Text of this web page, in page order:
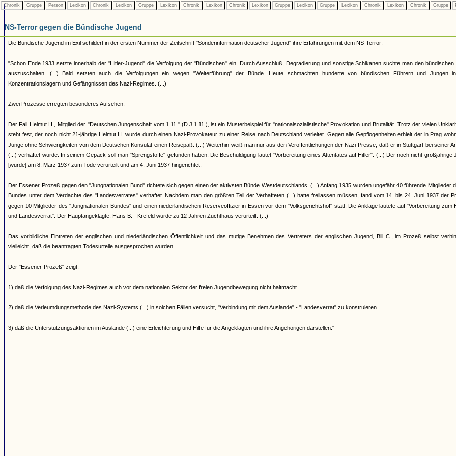
Chronik Gruppe Person Lexikon Chronik Lexikon Gruppe Lexikon Chronik Lexikon Chronik Lexikon Gruppe Lexikon Gruppe Lexikon Chronik Lexikon Chronik Gruppe
NS-Terror gegen die Bündische Jugend
Die Bündische Jugend im Exil schildert in der ersten Nummer der Zeitschrift "Sonderinformation deutscher Jugend" ihre Erfahrungen mit dem NS-Terror:
"Schon Ende 1933 setzte innerhalb der "Hitler-Jugend" die Verfolgung der "Bündischen" ein. Durch Ausschluß, Degradierung und sonstige Schikanen suchte man den bündischen
auszuschalten. (...) Bald setzten auch die Verfolgungen ein wegen "Weiterführung" der Bünde. Heute schmachten hunderte von bündischen Führern und Jungen
Konzentrationslagern und Gefängnissen des Nazi-Regimes. (...)
Zwei Prozesse erregten besonderes Aufsehen:
Der Fall Helmut H., Mitglied der "Deutschen Jungenschaft vom 1.11." (D.J.1.11.), ist ein Musterbeispiel für "nationalsozialistische" Provokation und Brutalität. Trotz der vielen
steht fest, der noch nicht 21-jährige Helmut H. wurde durch einen Nazi-Provokateur zu einer Reise nach Deutschland verleitet. Gegen alle Gepflogenheiten erhielt der in Prag
Junge ohne Schwierigkeiten von dem Deutschen Konsulat einen Reisepaß. (...) Weiterhin weiß man nur aus den Veröffentlichungen der Nazi-Presse, daß er in Stuttgart bei seiner
(...) verhaftet wurde. In seinem Gepäck soll man "Sprengstoffe" gefunden haben. Die Beschuldigung lautet "Vorbereitung eines Attentates auf Hitler". (...) Der noch nicht großjährige
[wurde] am 8. März 1937 zum Tode verurteilt und am 4. Juni 1937 hingerichtet.
Der Essener Prozeß gegen den "Jungnationalen Bund" richtete sich gegen einen der aktivsten Bünde Westdeutschlands. (...) Anfang 1935 wurden ungefähr 40 führende Mitglieder
Bundes unter dem Verdachte des "Landesverrates" verhaftet. Nachdem man den größten Teil der Verhafteten (...) hatte freilassen müssen, fand vom 14. bis 24. Juni 1937 der
gegen 10 Mitglieder des "Jungnationalen Bundes" und einen niederländischen Reserveoffizier in Essen vor dem "Volksgerichtshof" statt. Die Anklage lautete auf "Vorbereitung zum
und Landesverrat". Der Hauptangeklagte, Hans B. - Krefeld wurde zu 12 Jahren Zuchthaus verurteilt. (...)
Das vorbildliche Eintreten der englischen und niederländischen Öffentlichkeit und das mutige Benehmen des Vertreters der englischen Jugend, Bill C., im Prozeß selbst
vielleicht, daß die beantragten Todesurteile ausgesprochen wurden.
Der "Essener-Prozeß" zeigt:
1) daß die Verfolgung des Nazi-Regimes auch vor dem nationalen Sektor der freien Jugendbewegung nicht haltmacht
2) daß die Verleumdungsmethode des Nazi-Systems (...) in solchen Fällen versucht, "Verbindung mit dem Auslande" - "Landesverrat" zu konstruieren.
3) daß die Unterstützungsaktionen im Auslande (...) eine Erleichterung und Hilfe für die Angeklagten und ihre Angehörigen darstellen."